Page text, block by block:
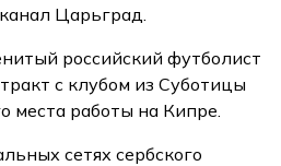
Царьград.
российский футболист
с клубом из Суботицы
места работы на Кипре.
сетях сербского